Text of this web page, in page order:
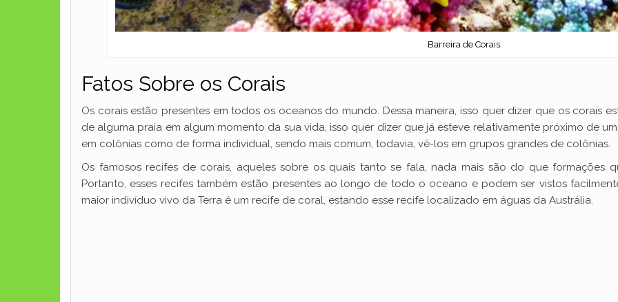
Barreira de Corais
Fatos Sobre os Corais
Os corais estão presentes em todos os oceanos do mundo. Dessa maneira, isso quer dizer que os corais
de alguma praia em algum momento da sua vida, isso quer dizer que já esteve relativamente próximo de
em colônias como de forma individual, sendo mais comum, todavia, vê-los em grupos grandes de colônias.
Os famosos recifes de corais, aqueles sobre os quais tanto se fala, nada mais são do que formações
Portanto, esses recifes também estão presentes ao longo de todo o oceano e podem ser vistos
maior indivíduo vivo da Terra é um recife de coral, estando esse recife localizado em águas da Austrália.